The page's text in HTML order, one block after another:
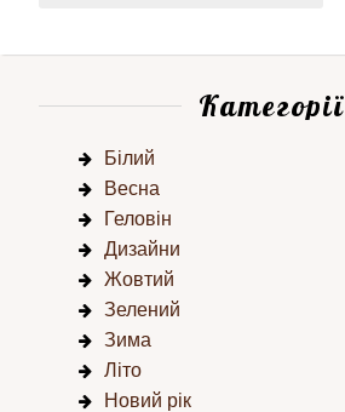
Категорії
Білий
Весна
Геловін
Дизайни
Жовтий
Зелений
Зима
Літо
Новий рік